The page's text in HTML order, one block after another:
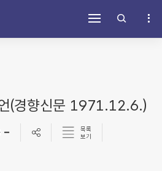
(경향신문 1971.12.6.)
목록
보기